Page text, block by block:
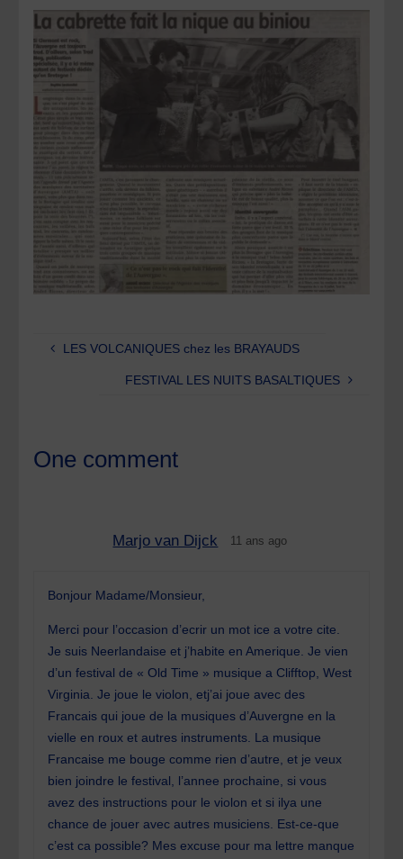
LES VOLCANIQUES chez les BRAYAUDS
FESTIVAL LES NUITS BASALTIQUES
One comment
Marjo van Dijck 11 ans ago
Bonjour Madame/Monsieur,
Merci pour l’occasion d’ecrir un mot ice a votre cite.
Je suis Neerlandaise et j’habite en Amerique. Je vien
d’un festival de « Old Time » musique a Clifftop, West
Virginia. Je joue le violon, etj’ai joue avec des
Francais qui joue de la musiques d’Auvergne en la
vielle en roux et autres instruments. La musique
Francaise me bouge comme rien d’autre, et je veux
bien joindre le festival, l’annee prochaine, si vous
avez des instructions pour le violon et si ilya une
chance de jouer avec autres musiciens. Est-ce-que
c’est ca possible? Mes excuse pour ma lettre manque